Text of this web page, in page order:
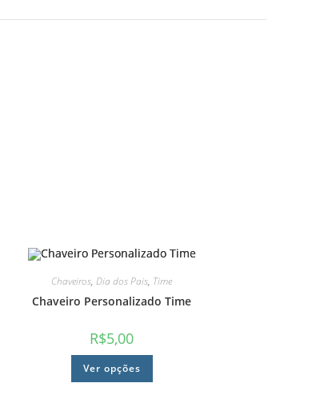
Chaveiros,Dia dos Pais, Time
Chaveiro Personalizado Time
R$5,00
Ver opções